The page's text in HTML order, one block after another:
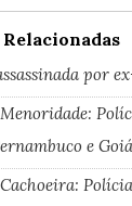
por
e